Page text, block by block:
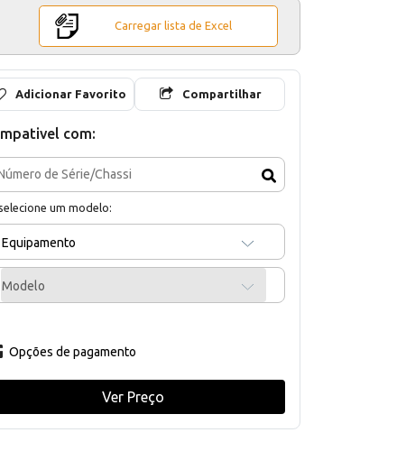
Carregar lista de Excel
Adicionar Favorito Compartilhar
com:
um modelo:
Equipamento
Modelo
Opções de pagamento
Ver Preço